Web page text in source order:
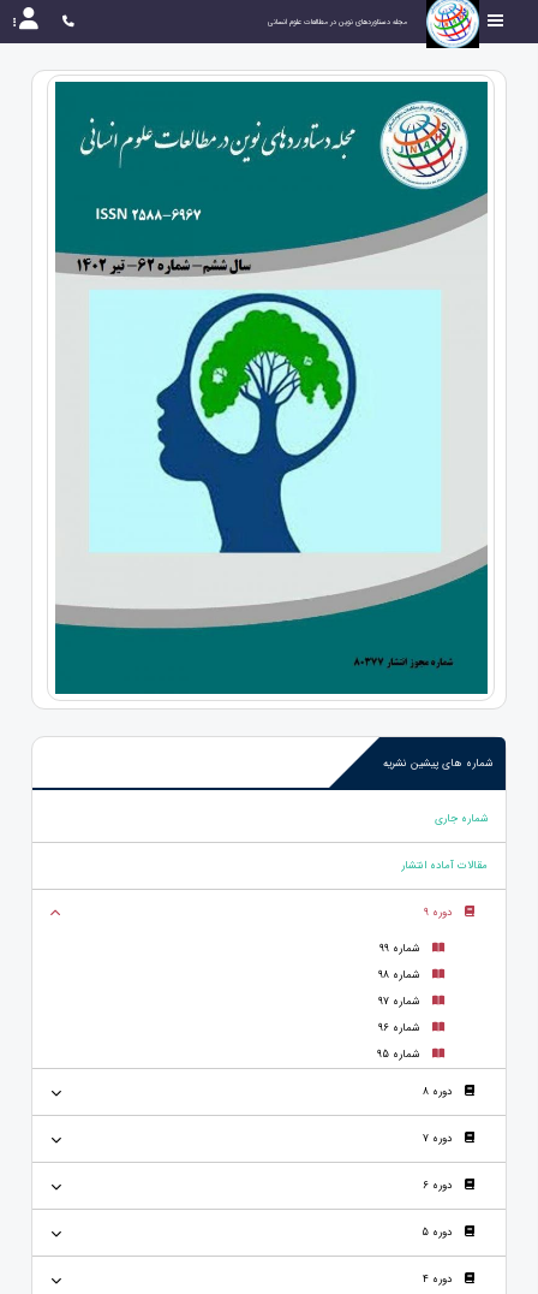
مجله دستاوردهای نوین در مطالعات علوم انسانی
شماره های پیشین نشریه
شماره جاری
مقالات آماده انتشار
دوره 9
شماره 99
شماره 98
شماره 97
شماره 96
شماره 95
دوره 8
دوره 7
دوره 6
دوره 5
دوره 4